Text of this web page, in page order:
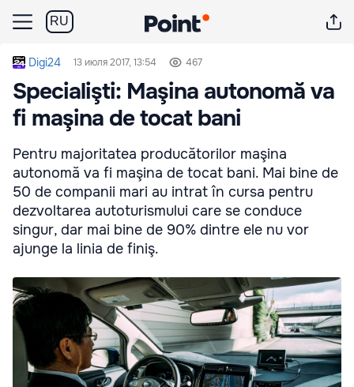
RU
Digi24 13 июля 2017, 13:54 467
Specialişti: Maşina autonomă va
fi maşina de tocat bani
Pentru majoritatea producătorilor maşina
autonomă va fi maşina de tocat bani. Mai bine de
50 de companii mari au intrat în cursa pentru
dezvoltarea autoturismului care se conduce
singur, dar mai bine de 90% dintre ele nu vor
ajunge la linia de finiş.